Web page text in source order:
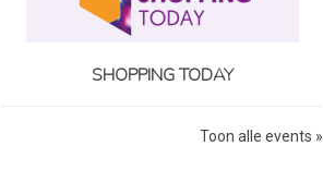
SHOPPING TODAY
Toon alle events »